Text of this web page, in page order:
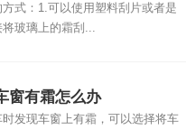
式：1.可以使用塑料刮片或者是
玻璃上的霜刮...
窗有霜怎么办
发现车窗上有霜，可以选择将车